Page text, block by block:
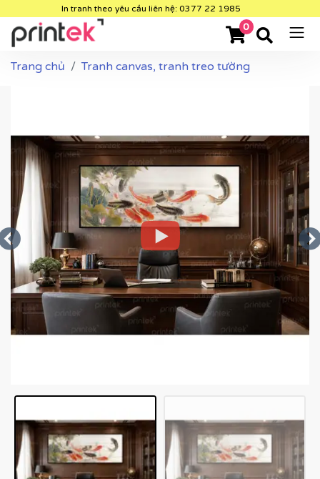
In tranh theo yêu cầu liên hệ: 0377 22 1985
0
Trang chủ Tranh canvas, tranh treo tường